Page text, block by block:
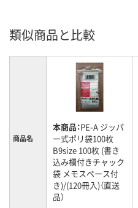
類似商品と比較
商品名
本商品：PE-A ジッパ
ー式ポリ袋100枚
B9size 100枚 (書き
込み欄付きチャック
袋 メモスペース付
き)/(120冊入)（直送
品）